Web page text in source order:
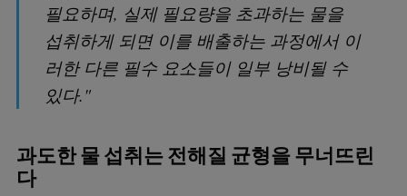
필요하며, 실제 필요량을 초과하는 물을
섭취하게 되면 이를 배출하는 과정에서 이
러한 다른 필수 요소들이 일부 낭비될 수
있다."
과도한 물 섭취는 전해질 균형을 무너뜨린
다